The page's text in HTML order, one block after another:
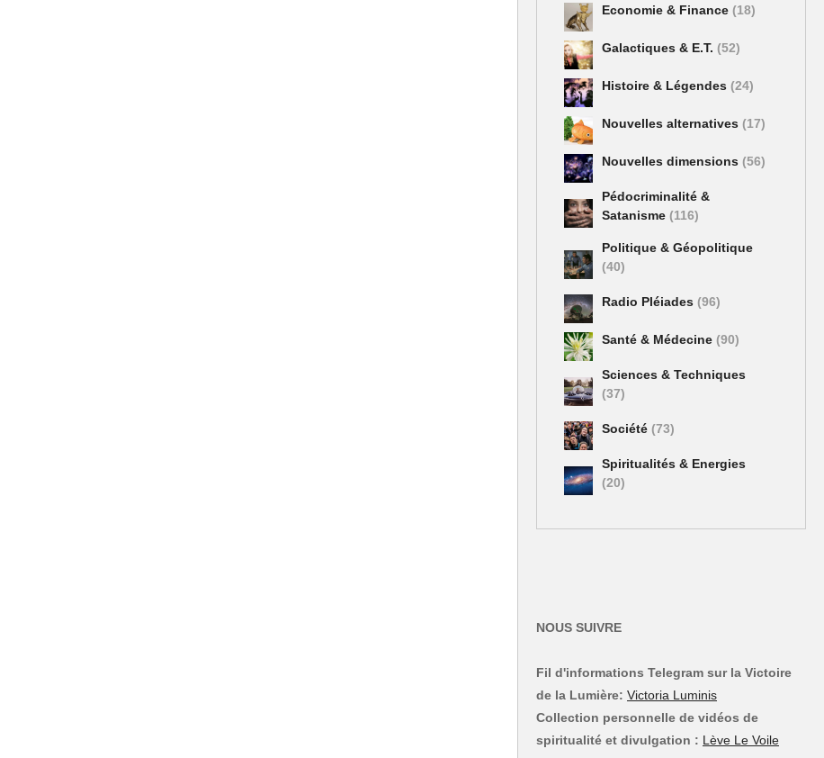
Economie & Finance (18)
Galactiques & E.T. (52)
Histoire & Légendes (24)
Nouvelles alternatives (17)
Nouvelles dimensions (56)
Pédocriminalité &
Satanisme (116)
Politique & Géopolitique
(40)
Radio Pléiades (96)
Santé & Médecine (90)
Sciences & Techniques
(37)
Société (73)
Spiritualités & Energies
(20)
NOUS SUIVRE
Fil d'informations Telegram sur la Victoire
de la Lumière: Victoria Luminis
Collection personnelle de vidéos de
spiritualité et divulgation : Lève Le Voile